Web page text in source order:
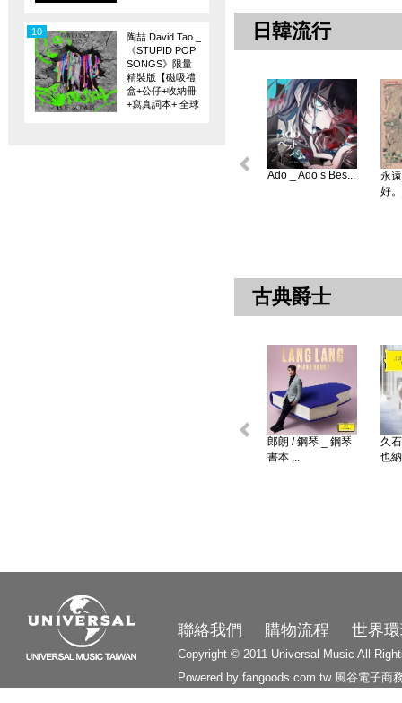
陶喆 David Tao _
《STUPID POP
SONGS》限量
精裝版【磁吸禮
盒+公仔+收納冊
+寫真詞本+ 全球
10 日韓流行
Ado _ Ado’s Bes...
永
好
古典爵士
郎朗 / 鋼琴 _ 鋼琴
書本 ...
久
也
聯絡我們 購物流程 世界
Copyright © 2011 Universal Music All
Powered by fangoods.com.tw 風谷電子商